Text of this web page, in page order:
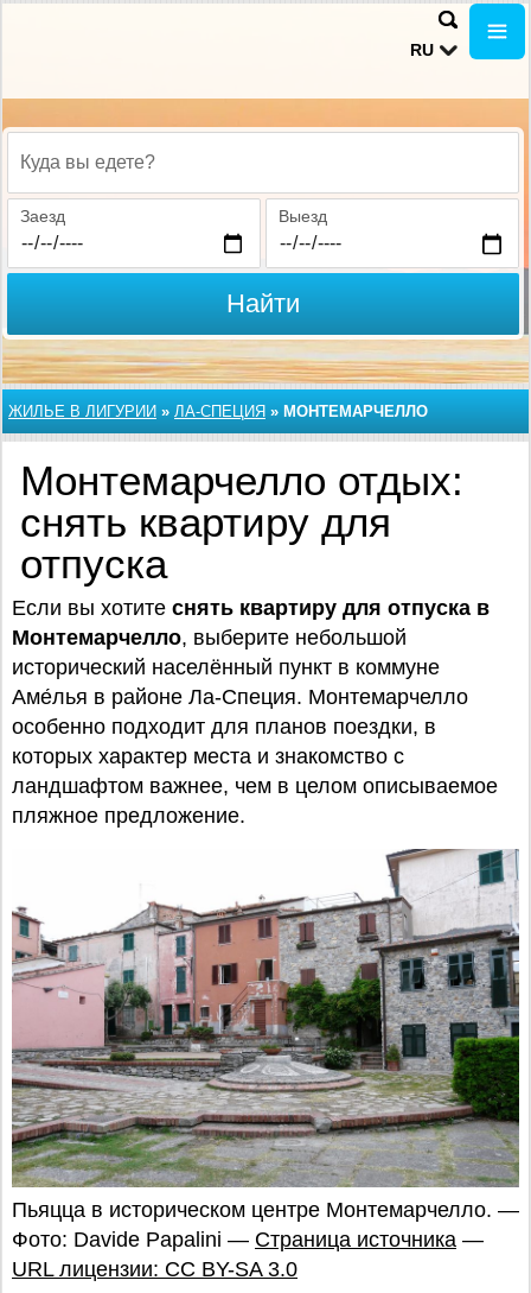
RU
Куда вы едете?
Заезд Выезд
Найти
ЖИЛЬЕ В ЛИГУРИИ » ЛА-СПЕЦИЯ » МОНТЕМАРЧЕЛЛО
Монтемарчелло отдых:
снять квартиру для
отпуска
Если вы хотите снять квартиру для отпуска в
Монтемарчелло, выберите небольшой
исторический населённый пункт в коммуне
Аме́лья в районе Ла-Специя. Монтемарчелло
особенно подходит для планов поездки, в
которых характер места и знакомство с
ландшафтом важнее, чем в целом описываемое
пляжное предложение.
Пьяцца в историческом центре Монтемарчелло. —
Фото: Davide Papalini — Страница источника —
URL лицензии: CC BY-SA 3.0